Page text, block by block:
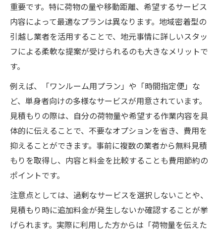
重要です。特に荷物の量や移動距離、希望するサービス
内容によって最適なプランは異なります。地域密着型の
引越し業者を活用することで、地元事情に詳しいスタッ
フによる柔軟な提案が受けられるのも大きなメリットで
す。
例えば、「ワンルーム用プラン」や「時間指定便」な
ど、単身者向けの多様なサービスが用意されています。
見積もりの際は、自分の荷物量や希望する作業内容を具
体的に伝えることで、不要なオプションを省き、費用を
抑えることができます。事前に複数の業者から無料見積
もりを取得し、内容と料金を比較することも費用節約の
ポイントです。
注意点としては、過剰なサービスを選択しないことや、
見積もり時に追加料金が発生しないか確認することが挙
げられます。実際に利用した方からは「荷物量を伝えた